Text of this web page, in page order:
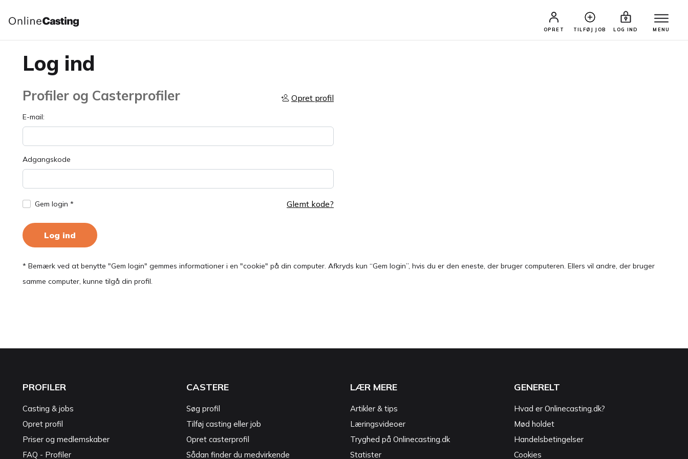
OPRET TILFØJ JOB LOG IND MENU
Log ind
Profiler og Casterprofiler Opret profil
E-mail:
Adgangskode
Gem login * Glemt kode?
Log ind
* Bemærk ved at benytte "Gem login" gemmes informationer i en "cookie" på din computer. Afkryds kun “Gem login”, hvis du er den eneste, der bruger computeren. Ellers vil andre, der bruger
samme computer, kunne tilgå din profil.
PROFILER
Casting & jobs
Opret profil
Priser og medlemskaber
FAQ - Profiler
CASTERE
Søg profil
Tilføj casting eller job
Opret casterprofil
Sådan finder du medvirkende
LÆR MERE
Artikler & tips
Læringsvideoer
Tryghed på Onlinecasting.dk
Statister
GENERELT
Hvad er Onlinecasting.dk?
Mød holdet
Handelsbetingelser
Cookies